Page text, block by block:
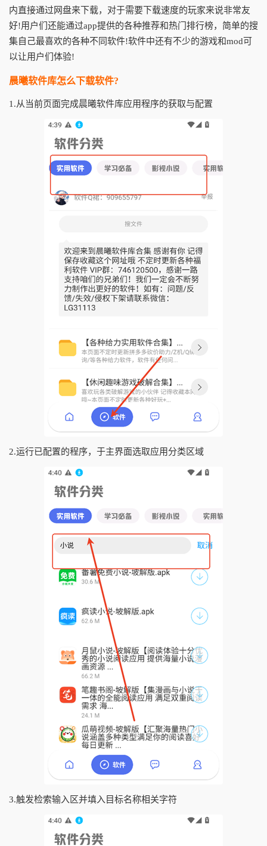
内直接通过网盘来下载，对于需要下载速度的玩家来说非常友
好!用户们还能通过app提供的各种推荐和热门排行榜，简单的搜
集自己最喜欢的各种不同软件!软件中还有不少的游戏和mod可
以让用户们体验!
晨曦软件库怎么下载软件?
1.从当前页面完成晨曦软件库应用程序的获取与配置
2.运行已配置的程序，于主界面选取应用分类区域
3.触发检索输入区并填入目标名称相关字符